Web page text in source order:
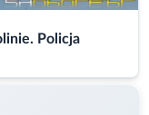
Policja